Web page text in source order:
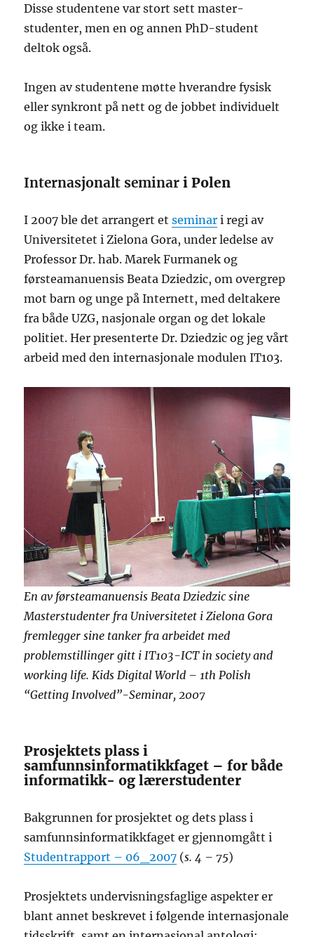
Disse studentene var stort sett master-
studenter, men en og annen PhD-student
deltok også.
Ingen av studentene møtte hverandre fysisk
eller synkront på nett og de jobbet individuelt
og ikke i team.
Internasjonalt seminar i Polen
I 2007 ble det arrangert etseminar i regi av
Universitetet i Zielona Gora, under ledelse av
Professor Dr. hab. Marek Furmanek og
førsteamanuensis Beata Dziedzic, om overgrep
mot barn og unge på Internett, med deltakere
fra både UZG, nasjonale organ og det lokale
politiet. Her presenterte Dr. Dziedzic og jeg vårt
arbeid med den internasjonale modulen IT103.
En av førsteamanuensis Beata Dziedzic sine
Masterstudenter fra Universitetet i Zielona Gora
fremlegger sine tanker fra arbeidet med
problemstillinger gitt i IT103-ICT in society and
working life. Kids Digital World – 1th Polish
“Getting Involved”-Seminar, 2007
Prosjektets plass i
samfunnsinformatikkfaget – for både
informatikk- og lærerstudenter
Bakgrunnen for prosjektet og dets plass i
samfunnsinformatikkfaget er gjennomgått i
Studentrapport – 06_2007 (s. 4 – 75)
Prosjektets undervisningsfaglige aspekter er
blant annet beskrevet i følgende internasjonale